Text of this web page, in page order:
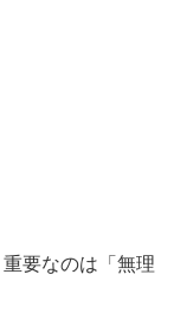
要なのは「無理